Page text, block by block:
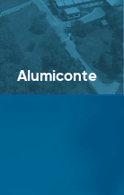
Alumiconte